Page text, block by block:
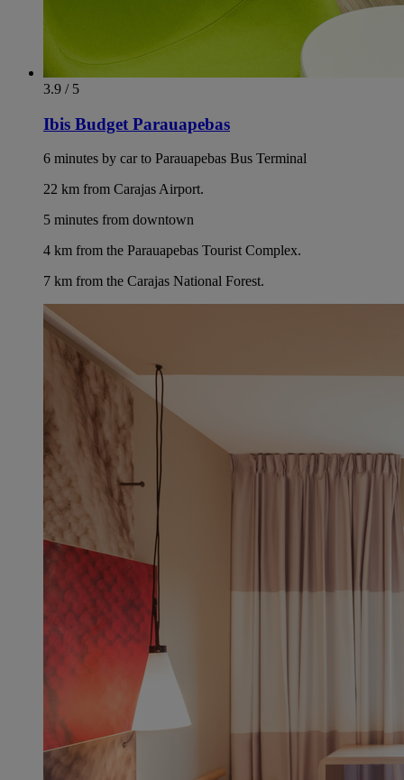
3.9 / 5
Ibis Budget Parauapebas
6 minutes by car to Parauapebas Bus Terminal
22 km from Carajas Airport.
5 minutes from downtown
4 km from the Parauapebas Tourist Complex.
7 km from the Carajas National Forest.